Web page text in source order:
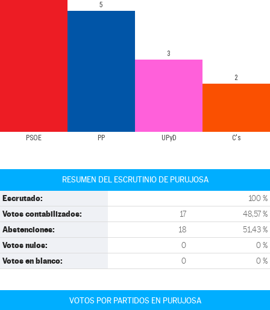
PSOE PP UPyD C's
5
3
2
RESUMEN DEL ESCRUTINIO DE PURUJOSA
Escrutado: 100 %
Votos contabilizados: 17 48,57 %
Abstenciones: 18 51,43 %
Votos nulos: 0 0 %
Votos en blanco: 0 0 %
VOTOS POR PARTIDOS EN PURUJOSA